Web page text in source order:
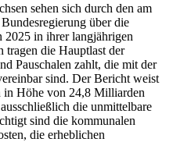
sehen sich durch den am
über die
2025 in ihrer langjährigen
tragen die Hauptlast der
Pauschalen zahlt, die mit der
sind. Der Bericht weist
in Höhe von 24,8 Milliarden
die unmittelbare
sind die kommunalen
die erheblichen